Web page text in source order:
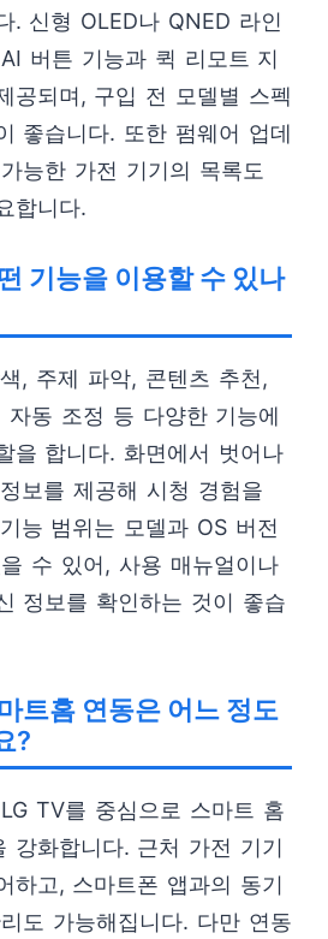
. 신형 OLED나 QNED 라인
버튼 기능과 퀵 리모트 지
공되며, 구입 전 모델별 스펙
좋습니다. 또한 펌웨어 업데
능한 가전 기기의 목록도
합니다.
기능을 이용할 수 있나
, 주제 파악, 콘텐츠 추천,
동 조정 등 다양한 기능에
을 합니다. 화면에서 벗어나
보를 제공해 시청 경험을
능 범위는 모델과 OS 버전
수 있어, 사용 매뉴얼이나
정보를 확인하는 것이 좋습
트홈 연동은 어느 정도
?
TV를 중심으로 스마트 홈
강화합니다. 근처 가전 기기
하고, 스마트폰 앱과의 동기
도 가능해집니다. 다만 연동